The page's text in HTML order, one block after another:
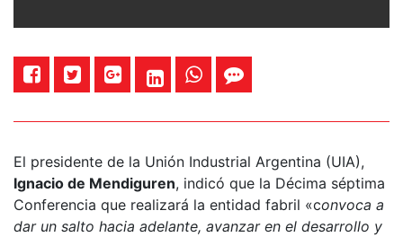
El presidente de la Unión Industrial Argentina (UIA),
Ignacio de Mendiguren, indicó que la Décima séptima
Conferencia que realizará la entidad fabril «convoca a
dar un salto hacia adelante, avanzar en el desarrollo y